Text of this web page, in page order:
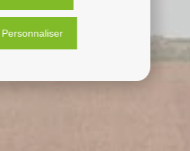
Personnaliser